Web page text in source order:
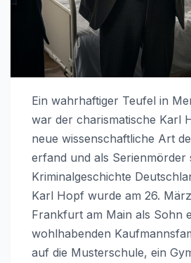
Ein wahrhaftiger Teufel in
war der charismatische Karl
neue wissenschaftliche Art
erfand und als Serienmörder
Kriminalgeschichte
Karl Hopf wurde am 26.
Frankfurt am Main als Sohn
wohlhabenden
auf die Musterschule, ein